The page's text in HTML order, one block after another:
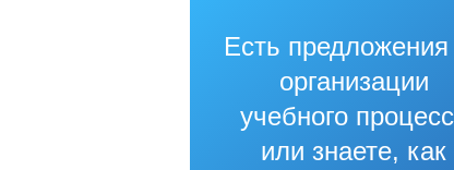
Есть предложения
организации
учебного
или знаете, как